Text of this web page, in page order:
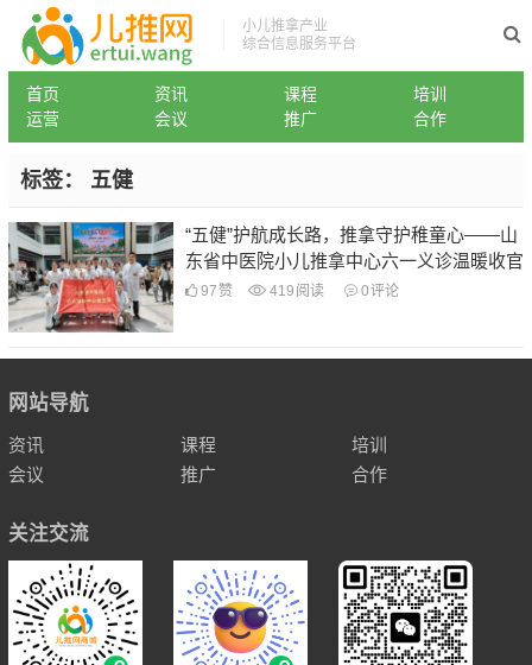
小儿推拿产业
综合信息服务平台
首页 资讯 课程
培训
运营
会议 推广 合作
标签： 五健
“五健”护航成长路，推拿守护稚童心——山
东省中医院小儿推拿中心六一义诊温暖收官
97 赞 419 阅读 0评论
网站导航
资讯 课程
培训
会议
推广 合作
关注交流